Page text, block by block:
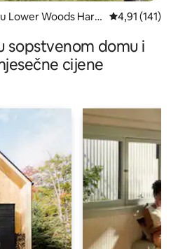
Lower Woods Harb
prosječna
4,91 (141)
sopstvenom domu i
cijene